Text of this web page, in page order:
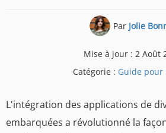
Par Jolie
Mise à jour : 2 Août
Catégorie : Guide pour
L'intégration des applications de
embarquées a révolutionné la